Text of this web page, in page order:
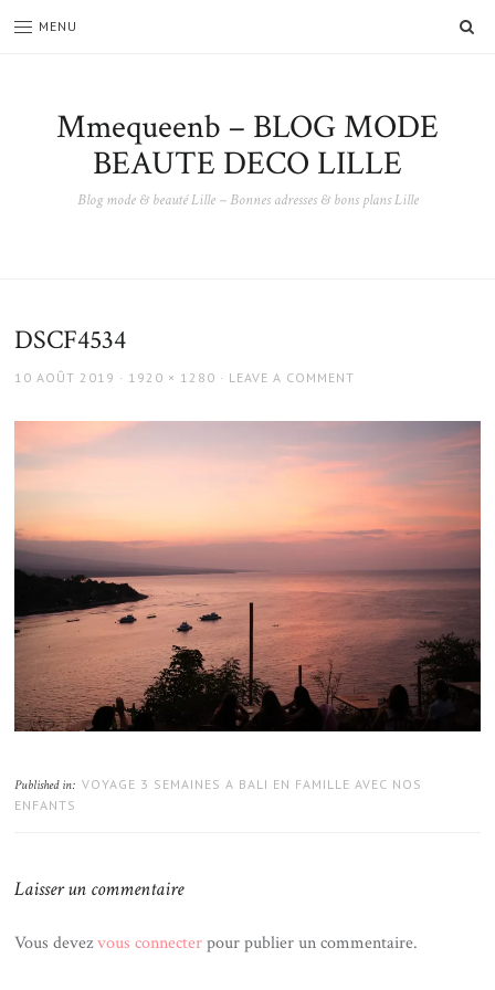
MENU
Mmequeenb – BLOG MODE
BEAUTE DECO LILLE
Blog mode & beauté Lille – Bonnes adresses & bons plans Lille
DSCF4534
POSTED
10 AOÛT 2019
FULL
1920 × 1280 LEAVE A COMMENT
Published in: VOYAGE 3 SEMAINES A BALI EN FAMILLE AVEC NOS
ENFANTS
Laisser un commentaire
Vous devezvous connecterpour publier un commentaire.